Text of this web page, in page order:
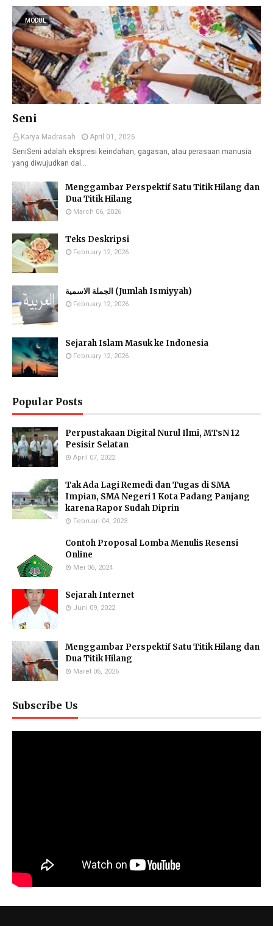
MODUL
Seni
Karya Madrasah
April 01, 2026
SeniSeni adalah ekspresi keindahan, gagasan, atau perasaan manusia
yang diwujudkan dal…
Menggambar Perspektif Satu Titik Hilang dan
Dua Titik Hilang
March 06, 2026
Teks Deskripsi
February 12, 2026
الجملة الاسمية (Jumlah Ismiyyah)
February 12, 2026
Sejarah Islam Masuk ke Indonesia
February 12, 2026
Popular Posts
Perpustakaan Digital Nurul Ilmi, MTsN 12
Pesisir Selatan
April 07, 2022
Tak Ada Lagi Remedi dan Tugas di SMA
Impian, SMA Negeri 1 Kota Padang Panjang
karena Rapor Sudah Diprin
Februari 04, 2023
Contoh Proposal Lomba Menulis Resensi
Online
Mei 06, 2024
Sejarah Internet
Juni 09, 2022
Menggambar Perspektif Satu Titik Hilang dan
Dua Titik Hilang
Maret 06, 2026
Subscribe Us